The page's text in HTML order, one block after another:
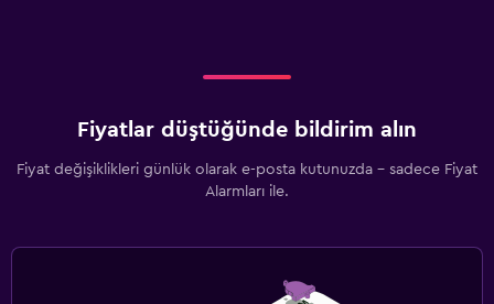
Fiyatlar düştüğünde bildirim alın
Fiyat değişiklikleri günlük olarak e-posta kutunuzda - sadece Fiyat
Alarmları ile.